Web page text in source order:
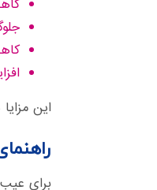
این
برای